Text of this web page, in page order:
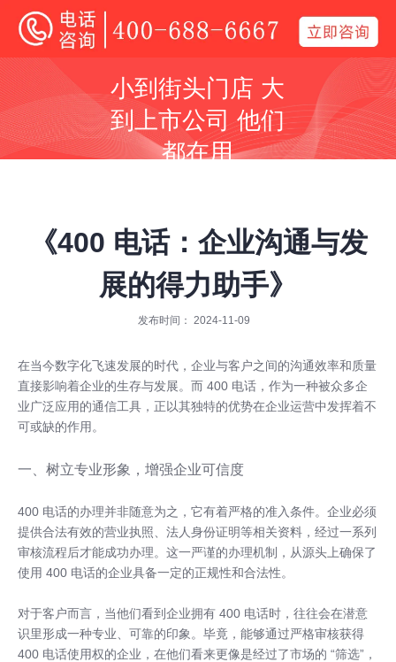
全国400电话受理中心
400号码呼叫中心平台技术服务商
同等号码，服务更优
400-688-6667
400电话
小到街头门店 大
到上市公司 他们
都在用
《400 电话：企业沟通与发
展的得力助手》
发布时间： 2024-11-09
在当今数字化飞速发展的时代，企业与客户之间的沟通效率和质量
直接影响着企业的生存与发展。而 400 电话，作为一种被众多企
业广泛应用的通信工具，正以其独特的优势在企业运营中发挥着不
可或缺的作用。
一、树立专业形象，增强企业可信度
400 电话的办理并非随意为之，它有着严格的准入条件。企业必须
提供合法有效的营业执照、法人身份证明等相关资料，经过一系列
审核流程后才能成功办理。这一严谨的办理机制，从源头上确保了
使用 400 电话的企业具备一定的正规性和合法性。
对于客户而言，当他们看到企业拥有 400 电话时，往往会在潜意
识里形成一种专业、可靠的印象。毕竟，能够通过严格审核获得
400 电话使用权的企业，在他们看来更像是经过了市场的 “筛选”，